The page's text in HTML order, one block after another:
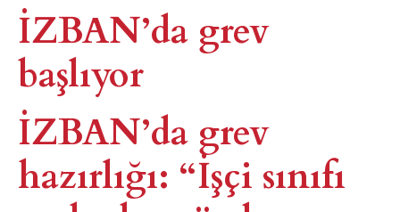
İZBAN’da grev
başlıyor​
İZBAN’da grev
hazırlığı: “İşçi sınıfı